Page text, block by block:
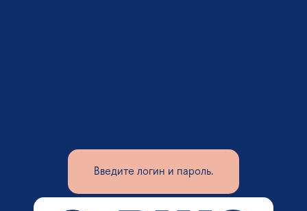
Введите логин и пароль.